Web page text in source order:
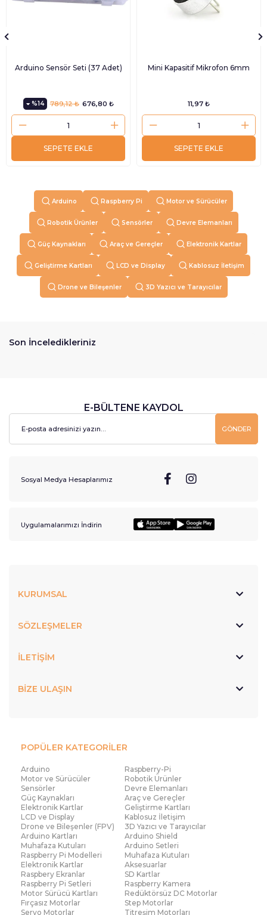
Arduino Sensör Seti (37 Adet)
%14 676,80 ₺
789,12 ₺
SEPETE EKLE
Mini Kapasitif Mikrofon 6mm
11,97 ₺
SEPETE EKLE
Arduino Raspberry Pi Motor ve Sürücüler
Robotik Ürünler Sensörler Devre Elemanları
Güç Kaynakları Araç ve Gereçler Elektronik Kartlar
Geliştirme Kartları LCD ve Display Kablosuz İletişim
Drone ve Bileşenler 3D Yazıcı ve Tarayıcılar
Son İnceledikleriniz
E-BÜLTENE KAYDOL
GÖNDER
Sosyal Medya Hesaplarımız
Uygulamalarımızı İndirin
KURUMSAL
SÖZLEŞMELER
İLETİŞİM
BİZE ULAŞIN
POPÜLER KATEGORİLER
Arduino
Raspberry-Pi
Motor ve Sürücüler
Robotik Ürünler
Sensörler
Devre Elemanları
Güç Kaynakları
Araç ve Gereçler
Elektronik Kartlar
Geliştirme Kartları
LCD ve Display
Kablosuz İletişim
Drone ve Bileşenler (FPV)
3D Yazıcı ve Tarayıcılar
Arduino Kartları
Arduino Shield
Muhafaza Kutuları
Arduino Setleri
Raspberry Pi Modelleri
Muhafaza Kutuları
Elektronik Kartlar
Aksesuarlar
Raspbery Ekranlar
SD Kartlar
Raspberry Pi Setleri
Raspberry Kamera
Motor Sürücü Kartları
Redüktörsüz DC Motorlar
Fırçasız Motorlar
Step Motorlar
Servo Motorlar
Titreşim Motorları